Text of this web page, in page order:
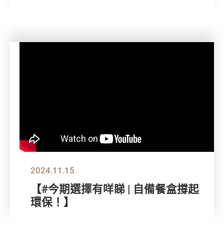
2024.11.15
【#今期選擇有咩睇 | 自備餐盒撐起
環保！】